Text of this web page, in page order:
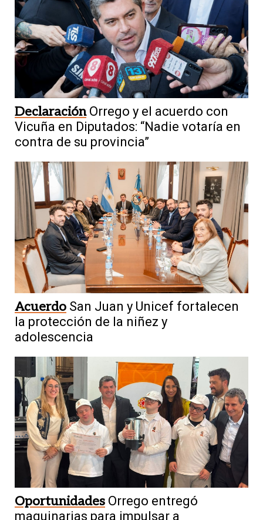
Declaración Orrego y el acuerdo con
Vicuña en Diputados: “Nadie votaría en
contra de su provincia”
Acuerdo San Juan y Unicef fortalecen
la protección de la niñez y
adolescencia
Oportunidades Orrego entregó
maquinarias para impulsar a